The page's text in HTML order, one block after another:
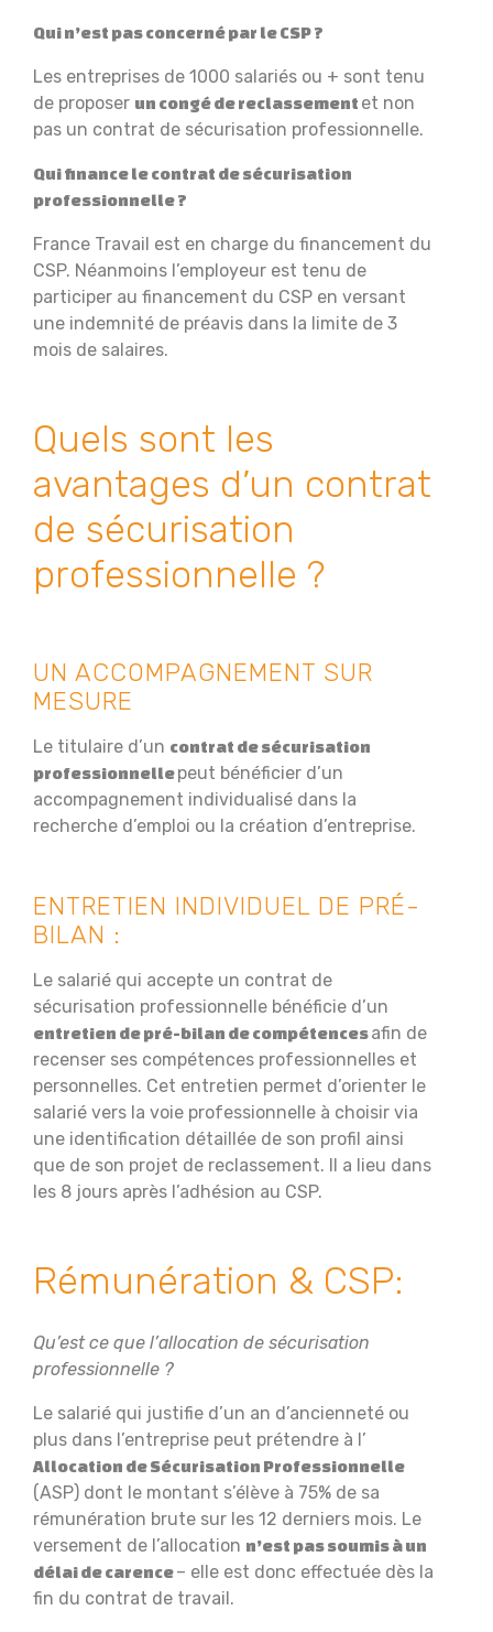
Qui n’est pas concerné par le CSP ?
Les entreprises de 1000 salariés ou + sont tenu
de proposer un congé de reclassement et non
pas un contrat de sécurisation professionnelle.
Qui finance le contrat de sécurisation
professionnelle ?
France Travail est en charge du financement du
CSP. Néanmoins l’employeur est tenu de
participer au financement du CSP en versant
une indemnité de préavis dans la limite de 3
mois de salaires.
Quels sont les
avantages d’un contrat
de sécurisation
professionnelle ?
UN ACCOMPAGNEMENT SUR
MESURE
Le titulaire d’un contrat de sécurisation
professionnellepeut bénéficier d’un
accompagnement individualisé dans la
recherche d’emploi ou la création d’entreprise.
ENTRETIEN INDIVIDUEL DE PRÉ-
BILAN :
Le salarié qui accepte un contrat de
sécurisation professionnelle bénéficie d’un
entretien de pré-bilan de compétencesafin de
recenser ses compétences professionnelles et
personnelles. Cet entretien permet d’orienter le
salarié vers la voie professionnelle à choisir via
une identification détaillée de son profil ainsi
que de son projet de reclassement. Il a lieu dans
les 8 jours après l’adhésion au CSP.
Rémunération & CSP:
Qu’est ce que l’allocation de sécurisation
professionnelle ?
Le salarié qui justifie d’un an d’ancienneté ou
plus dans l’entreprise peut prétendre à l’
Allocation de Sécurisation Professionnelle
(ASP) dont le montant s’élève à 75% de sa
rémunération brute sur les 12 derniers mois. Le
versement de l’allocation n’est pas soumis à un
délai de carence– elle est donc effectuée dès la
fin du contrat de travail.